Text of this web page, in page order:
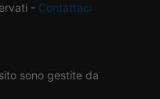
- Contattaci
sono gestite da